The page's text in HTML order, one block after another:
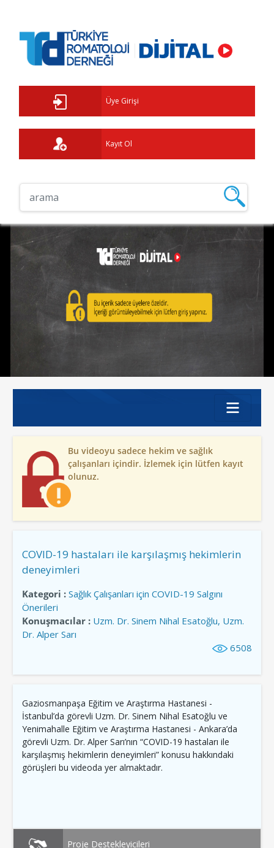
Üye Girişi
Kayıt Ol
Bu videoyu sadece hekim ve sağlık
çalışanları içindir. İzlemek için lütfen kayıt
olunuz.
COVID-19 hastaları ile karşılaşmış hekimlerin
deneyimleri
Kategori : Sağlık Çalışanları için COVID-19 Salgını
Önerileri
Konuşmacılar : Uzm. Dr. Sinem Nihal Esatoğlu, Uzm.
Dr. Alper Sarı
6508
Gaziosmanpaşa Eğitim ve Araştırma Hastanesi -
İstanbul’da görevli Uzm. Dr. Sinem Nihal Esatoğlu ve
Yenimahalle Eğitim ve Araştırma Hastanesi - Ankara’da
görevli Uzm. Dr. Alper Sarı’nın “COVID-19 hastaları ile
karşılaşmış hekimlerin deneyimleri” konusu hakkındaki
görüşleri bu videoda yer almaktadır.
Proje Destekleyicileri